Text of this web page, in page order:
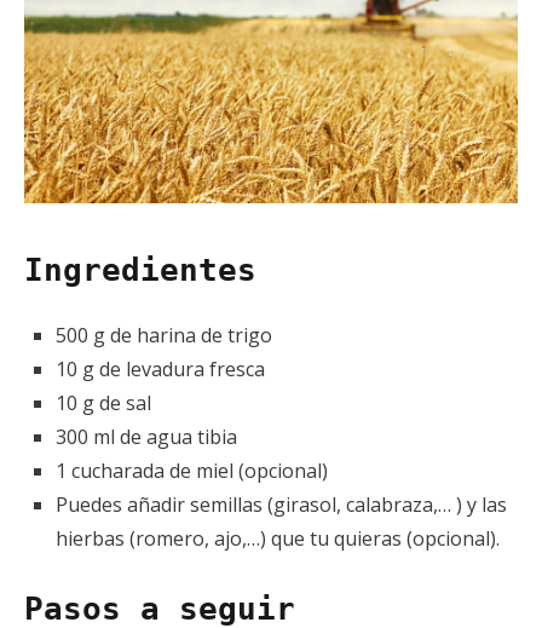
Ingredientes
500 g de harina de trigo
10 g de levadura fresca
10 g de sal
300 ml de agua tibia
1 cucharada de miel (opcional)
Puedes añadir semillas (girasol, calabraza,… ) y las
hierbas (romero, ajo,…) que tu quieras (opcional).
Pasos a seguir